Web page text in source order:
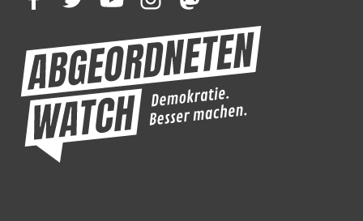
facebooktwitteryoutubeinstagrammastodon